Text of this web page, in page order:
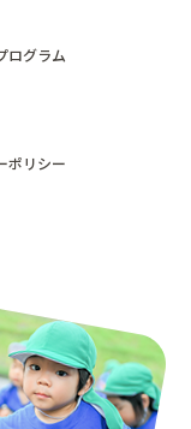
ログラム
ポリシー